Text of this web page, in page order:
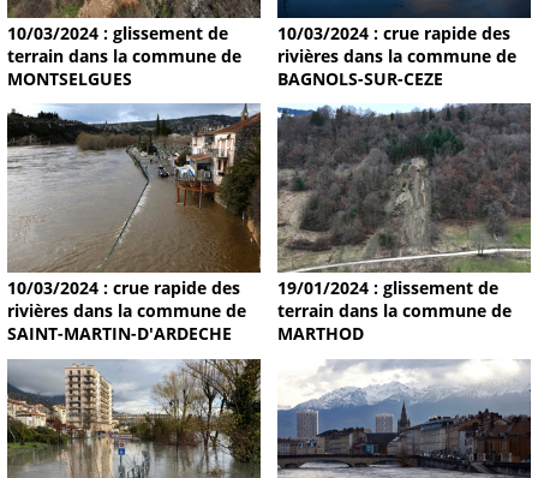
10/03/2024 : glissement de
terrain dans la commune de
MONTSELGUES
10/03/2024 : crue rapide des
rivières dans la commune de
BAGNOLS-SUR-CEZE
10/03/2024 : crue rapide des
rivières dans la commune de
SAINT-MARTIN-D'ARDECHE
19/01/2024 : glissement de
terrain dans la commune de
MARTHOD